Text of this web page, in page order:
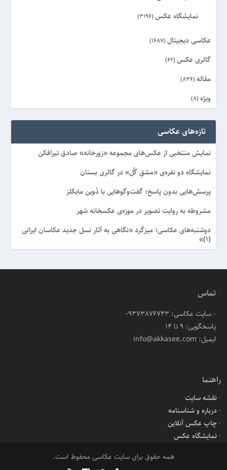
نمایشگاه عکس (3196)
عکاسی دیجیتال (1687)
گالری عکس (62)
مقاله (836)
ویژه (8)
تازه‌های عکاسی
نمایش منتخبی از عکس‌های مجموعه «زورخانه» صادق تیرافکن
نمایشگاه دو نفره‌ی «مشقِ گُل» در گالری بستان
پرسش‌هایی بدون پاسخ؛ گفت‌وگوهایی با دُوین مایکلز
مشروطه به روایت تصویر در موزه‌ی عکسخانه شهر
دوشنبه‌های عکاسی؛ میزگرد «نگاهی به آثار نسل جدید عکاسان ایرانی
(۱)»
تماس
- سایت عکاسی: 09373876743
پاسخگویی: ۹ تا ۱۴
ایمیل: info@akkasee.com
راهنما
نقشه سایت
درباره و شناسنامه
چاپ عکس آنلاین
نمایشگاه عکس
همه حقوق برای سایت عکاسی محفوظ است.